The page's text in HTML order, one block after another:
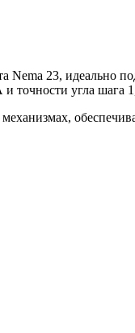
23, идеально
точности угла шага